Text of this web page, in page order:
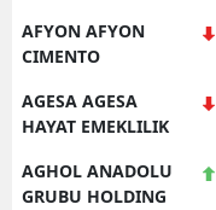
AFYON AFYON
CIMENTO
AGESA AGESA
HAYAT EMEKLILIK
AGHOL ANADOLU
GRUBU HOLDING